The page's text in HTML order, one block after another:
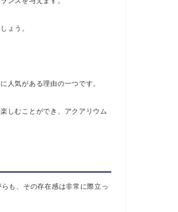
ょう。
人気がある理由の一つです。
しむことができ、アクアリウム
も、その存在感は非常に際立っ